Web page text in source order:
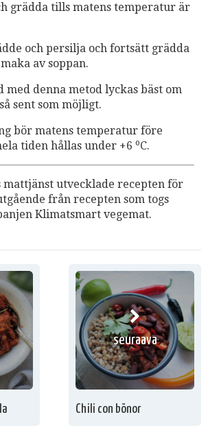
grädda tills matens temperatur är
och persilja och fortsätt grädda
av soppan.
med denna metod lyckas bäst om
sent som möjligt.
bör matens temperatur före
tiden hållas under +6 oC.
mattjänst utvecklade recepten för
från recepten som togs
Klimatsmart vegemat.
seuraava
Chili con bönor